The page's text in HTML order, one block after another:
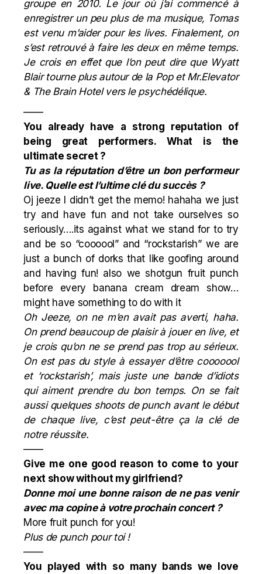
groupe en 2010. Le jour où j’ai commencé à
enregistrer un peu plus de ma musique, Tomas
est venu m’aider pour les lives. Finalement, on
s’est retrouvé à faire les deux en même temps.
Je crois en effet que l’on peut dire que Wyatt
Blair tourne plus autour de la Pop et Mr.Elevator
& The Brain Hotel vers le psychédélique.
——
You already have a strong reputation of
being great performers. What is the
ultimate secret ?
Tu as la réputation d’être un bon performeur
live. Quelle est l’ultime clé du succès ?
Oj jeeze I didn’t get the memo! hahaha we just
try and have fun and not take ourselves so
seriously….its against what we stand for to try
and be so “coooool” and “rockstarish” we are
just a bunch of dorks that like goofing around
and having fun! also we shotgun fruit punch
before every banana cream dream show…
might have something to do with it
Oh Jeeze, on ne m’en avait pas averti, haha.
On prend beaucoup de plaisir à jouer en live, et
je crois qu’on ne se prend pas trop au sérieux.
On est pas du style à essayer d’être cooooool
et ‘rockstarish’, mais juste une bande d’idiots
qui aiment prendre du bon temps. On se fait
aussi quelques shoots de punch avant le début
de chaque live, c’est peut-être ça la clé de
notre réussite.
——
Give me one good reason to come to your
next show without my girlfriend?
Donne moi une bonne raison de ne pas venir
avec ma copine à votre prochain concert ?
More fruit punch for you!
Plus de punch pour toi !
——
You played with so many bands we love